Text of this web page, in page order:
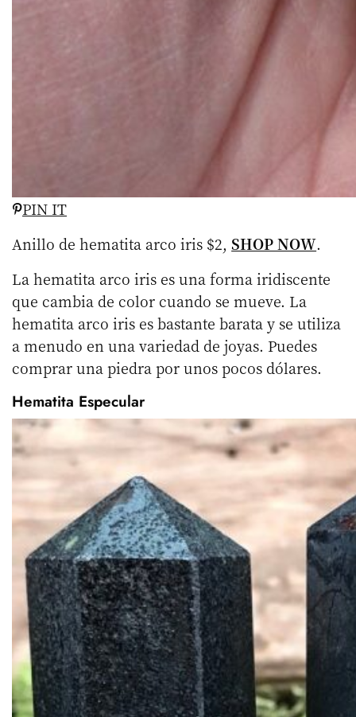
PIN IT
Anillo de hematita arco iris $2, SHOP NOW.
La hematita arco iris es una forma iridiscente
que cambia de color cuando se mueve. La
hematita arco iris es bastante barata y se utiliza
a menudo en una variedad de joyas. Puedes
comprar una piedra por unos pocos dólares.
Hematita Especular